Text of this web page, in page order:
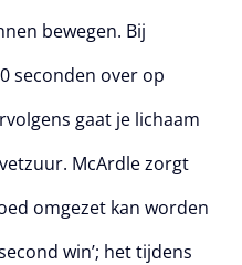
bewegen. Bij
seconden over op
gaat je lichaam
McArdle zorgt
omgezet kan worden
win’; het tijdens